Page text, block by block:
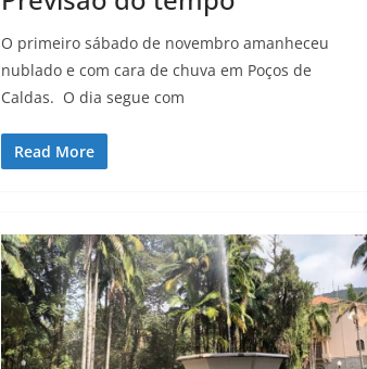
O primeiro sábado de novembro amanheceu
nublado e com cara de chuva em Poços de
Caldas. O dia segue com
Read More